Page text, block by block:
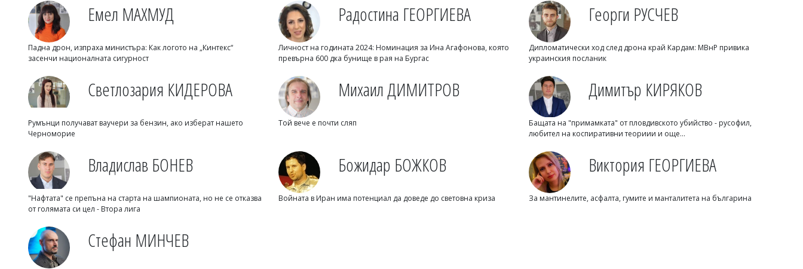
Михаил ДИМИТРОВ
Таратор за 10 евро означава ли скъпо
Ричард Алибегов
Емел МАХМУД
Падна дрон, изпраха министъра: Как логото на „Кинтекс“
засенчи националната сигурност
Радостина ГЕОРГИЕВА
Личност на годината 2024: Номинация за Ина Агафонова, която
превърна 600 дка бунище в рая на Бургас
Георги РУСЧЕВ
Дипломатически ход след дрона край Кардам: МВнР привика
украинския посланик
Светлозария КИДЕРОВА
Румънци получават ваучери за бензин, ако изберат нашето
Черноморие
Михаил ДИМИТРОВ
Той вече е почти сляп
Димитър КИРЯКОВ
Бащата на "примамката" от пловдивското убийство - русофил,
любител на коспиративни теориии и още...
Владислав БОНЕВ
"Нафтата" се препъна на старта на шампионата, но не се отказва
от голямата си цел - Втора лига
Божидар БОЖКОВ
Войната в Иран има потенциал да доведе до световна криза
Виктория ГЕОРГИЕВА
За мантинелите, асфалта, гумите и манталитета на българина
Стефан МИНЧЕВ